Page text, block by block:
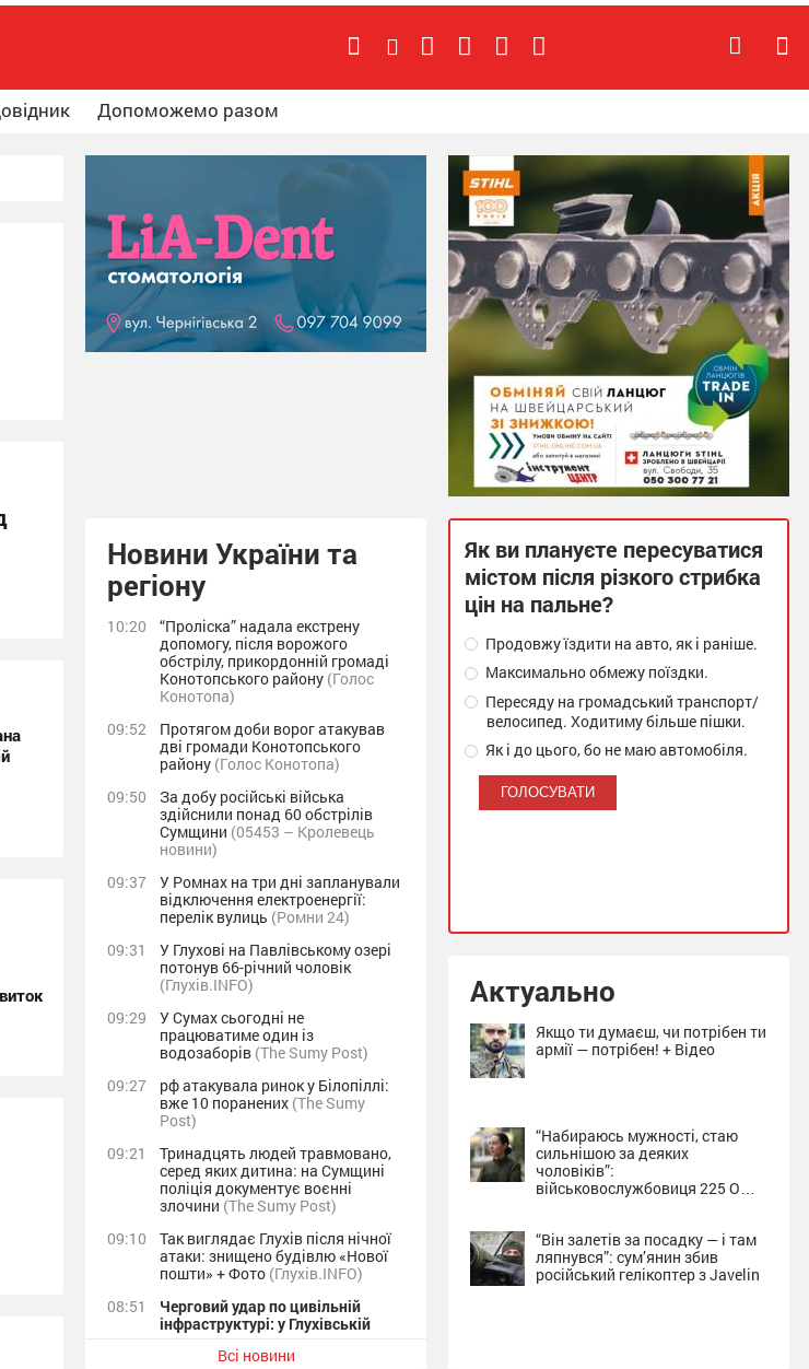
Допоможемо разом
Новини України та
регіону
10:20
“Проліска” надала екстрену
допомогу, після ворожого
обстрілу, прикордонній громаді
Конотопського району (Голос
Конотопа)
09:52
Протягом доби ворог атакував
дві громади Конотопського
району (Голос Конотопа)
09:50
За добу російські війська
здійснили понад 60 обстрілів
Сумщини (05453 – Кролевець
новини)
09:37
У Ромнах на три дні запланували
відключення електроенергії:
перелік вулиць (Ромни 24)
09:31
У Глухові на Павлівському озері
потонув 66-річний чоловік
(Глухів.INFO)
09:29
У Сумах сьогодні не
працюватиме один із
водозаборів (The Sumy Post)
09:27
рф атакувала ринок у Білопіллі:
вже 10 поранених (The Sumy
Post)
09:21
Тринадцять людей травмовано,
серед яких дитина: на Сумщині
поліція документує воєнні
злочини (The Sumy Post)
09:10
Так виглядає Глухів після нічної
атаки: знищено будівлю «Нової
пошти» + Фото (Глухів.INFO)
08:51
Черговий удар по цивільній
інфраструктурі: у Глухівській
відділення (Глухів.INFO)
Всі новини
Як ви плануєте пересуватися
містом після різкого стрибка
цін на пальне?
Продовжу їздити на авто, як і раніше.
Максимально обмежу поїздки.
Пересяду на громадський транспорт/
велосипед. Ходитиму більше пішки.
Як і до цього, бо не маю автомобіля.
Актуально
Якщо ти думаєш, чи потрібен ти
армії — потрібен! + Відео
“Набираюсь мужності, стаю
сильнішою за деяких
чоловіків”:
військовослужбовиця 225 ОШП
“Він залетів за посадку — і там
ляпнувся”: сум’янин збив
російський гелікоптер з Javelin